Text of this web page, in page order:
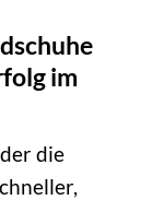
im
die